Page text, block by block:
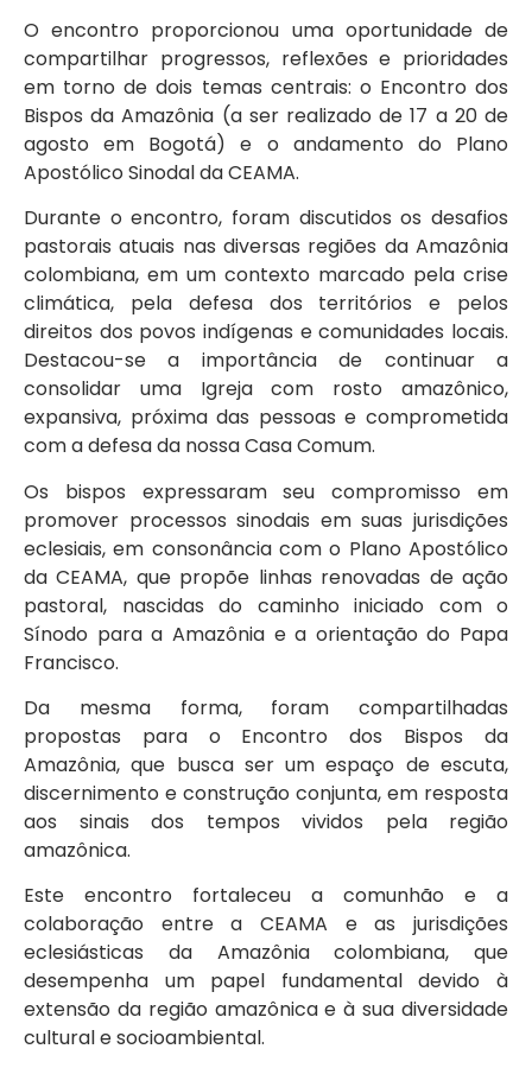
O encontro proporcionou uma oportunidade de
compartilhar progressos, reflexões e prioridades
em torno de dois temas centrais: o Encontro dos
Bispos da Amazônia (a ser realizado de 17 a 20 de
agosto em Bogotá) e o andamento do Plano
Apostólico Sinodal da CEAMA.
Durante o encontro, foram discutidos os desafios
pastorais atuais nas diversas regiões da Amazônia
colombiana, em um contexto marcado pela crise
climática, pela defesa dos territórios e pelos
direitos dos povos indígenas e comunidades locais.
Destacou-se a importância de continuar a
consolidar uma Igreja com rosto amazônico,
expansiva, próxima das pessoas e comprometida
com a defesa da nossa Casa Comum.
Os bispos expressaram seu compromisso em
promover processos sinodais em suas jurisdições
eclesiais, em consonância com o Plano Apostólico
da CEAMA, que propõe linhas renovadas de ação
pastoral, nascidas do caminho iniciado com o
Sínodo para a Amazônia e a orientação do Papa
Francisco.
Da mesma forma, foram compartilhadas
propostas para o Encontro dos Bispos da
Amazônia, que busca ser um espaço de escuta,
discernimento e construção conjunta, em resposta
aos sinais dos tempos vividos pela região
amazônica.
Este encontro fortaleceu a comunhão e a
colaboração entre a CEAMA e as jurisdições
eclesiásticas da Amazônia colombiana, que
desempenha um papel fundamental devido à
extensão da região amazônica e à sua diversidade
cultural e socioambiental.